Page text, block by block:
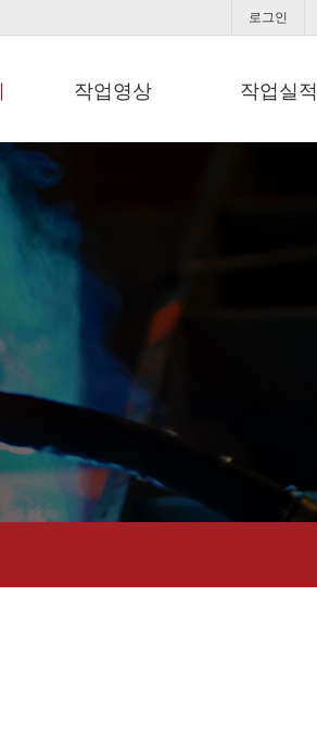
로그인
작업영상 작업실적